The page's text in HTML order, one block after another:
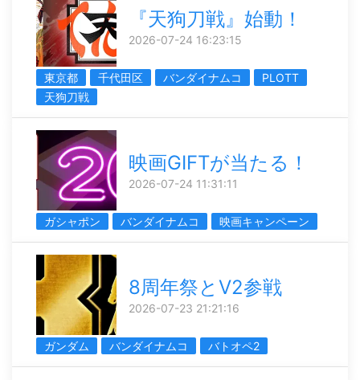
『天狗刀戦』始動！
2026-07-24 16:23:15
東京都 千代田区 バンダイナムコ
PLOTT
天狗刀戦
映画GIFTが当たる！
2026-07-24 11:31:11
ガシャポン バンダイナムコ 映画キャンペーン
8周年祭とV2参戦
2026-07-23 21:21:16
ガンダム バンダイナムコ バトオペ2